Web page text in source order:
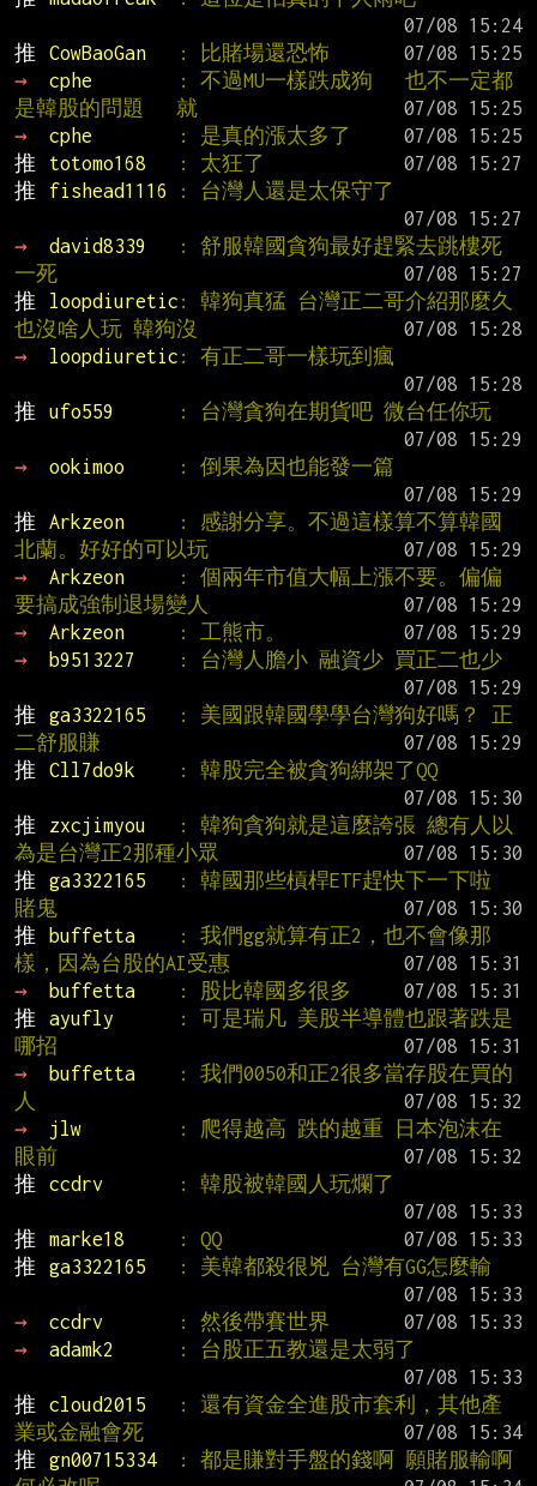
推
CowBaoGan : 比賭場還恐怖
→
cphe
: 不過MU一樣跌成狗   也不一定都
是韓股的問題   就
→
cphe : 是真的漲太多了
推
totomo168 : 太狂了
推
fishead1116
: 台灣人還是太保守了
→
david8339
: 舒服韓國貪狗最好趕緊去跳樓死
一死
推
loopdiuretic : 韓狗真猛 台灣正二哥介紹那麼久
也沒啥人玩 韓狗沒
→
loopdiuretic : 有正二哥一樣玩到瘋
推
ufo559
: 台灣貪狗在期貨吧 微台任你玩
→
ookimoo
: 倒果為因也能發一篇
推
Arkzeon
: 感謝分享。不過這樣算不算韓國
北蘭。好好的可以玩
→
Arkzeon
: 個兩年市值大幅上漲不要。偏偏
要搞成強制退場變人
→
Arkzeon : 工熊市。
→
b9513227
: 台灣人膽小 融資少 買正二也少
推
ga3322165
: 美國跟韓國學學台灣狗好嗎？ 正
二舒服賺
推
Cll7do9k
: 韓股完全被貪狗綁架了QQ
推
zxcjimyou
: 韓狗貪狗就是這麼誇張 總有人以
為是台灣正2那種小眾
推
ga3322165
: 韓國那些槓桿ETF趕快下一下啦
賭鬼
推
buffetta
: 我們gg就算有正2，也不會像那
樣，因為台股的AI受惠
→
buffetta : 股比韓國多很多
推
ayufly
: 可是瑞凡 美股半導體也跟著跌是
哪招
→
buffetta
: 我們0050和正2很多當存股在買的
人
→
jlw
: 爬得越高 跌的越重 日本泡沫在
眼前
推
ccdrv
: 韓股被韓國人玩爛了
推
marke18 : QQ
推
ga3322165
: 美韓都殺很兇 台灣有GG怎麼輸
→
ccdrv : 然後帶賽世界
→
adamk2
: 台股正五教還是太弱了
推
cloud2015
: 還有資金全進股市套利，其他產
業或金融會死
推
gn00715334
: 都是賺對手盤的錢啊 願賭服輸啊